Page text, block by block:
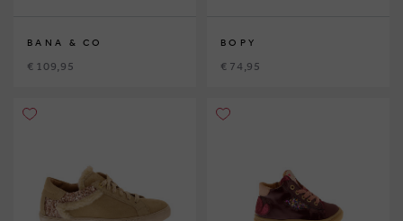
BANA & CO
€ 109,95
BOPY
€ 74,95